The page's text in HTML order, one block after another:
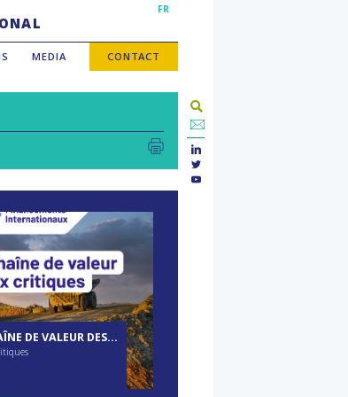
FR
MEDIA CONTACT
DE VALEUR DES
: DE